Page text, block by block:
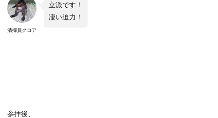
清掃員クロア
立派です！
凄い迫力！
参拝後、